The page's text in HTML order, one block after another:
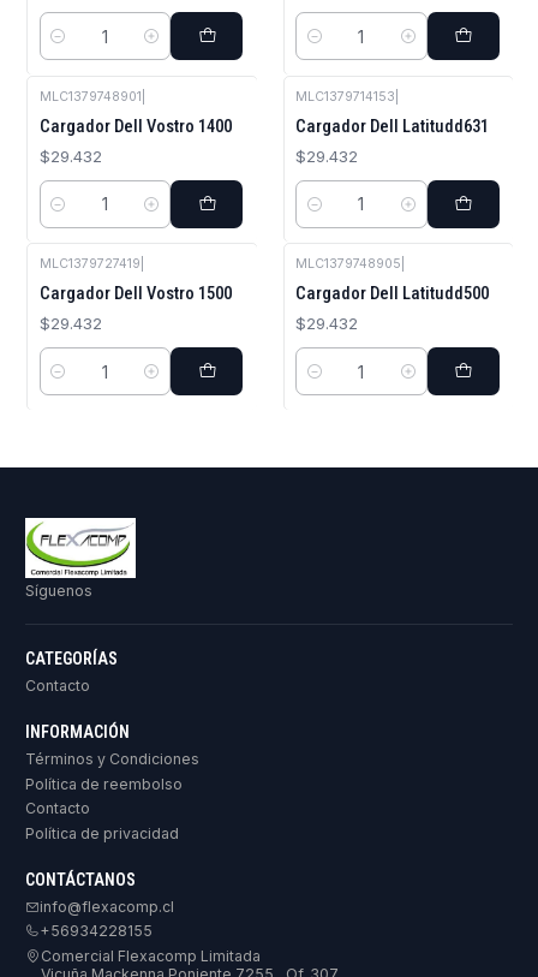
Cantidad Cantidad
MLC1379748901
Cargador Dell Vostro 1400
$29.432
Cantidad
MLC1379714153
Cargador Dell Latitudd631
$29.432
Cantidad
MLC1379727419
Cargador Dell Vostro 1500
$29.432
Cantidad
MLC1379748905
Cargador Dell Latitudd500
$29.432
Cantidad
Síguenos
CATEGORÍAS
Contacto
INFORMACIÓN
Términos y Condiciones
Política de reembolso
Contacto
Política de privacidad
CONTÁCTANOS
info@flexacomp.cl
+56934228155
Comercial Flexacomp Limitada